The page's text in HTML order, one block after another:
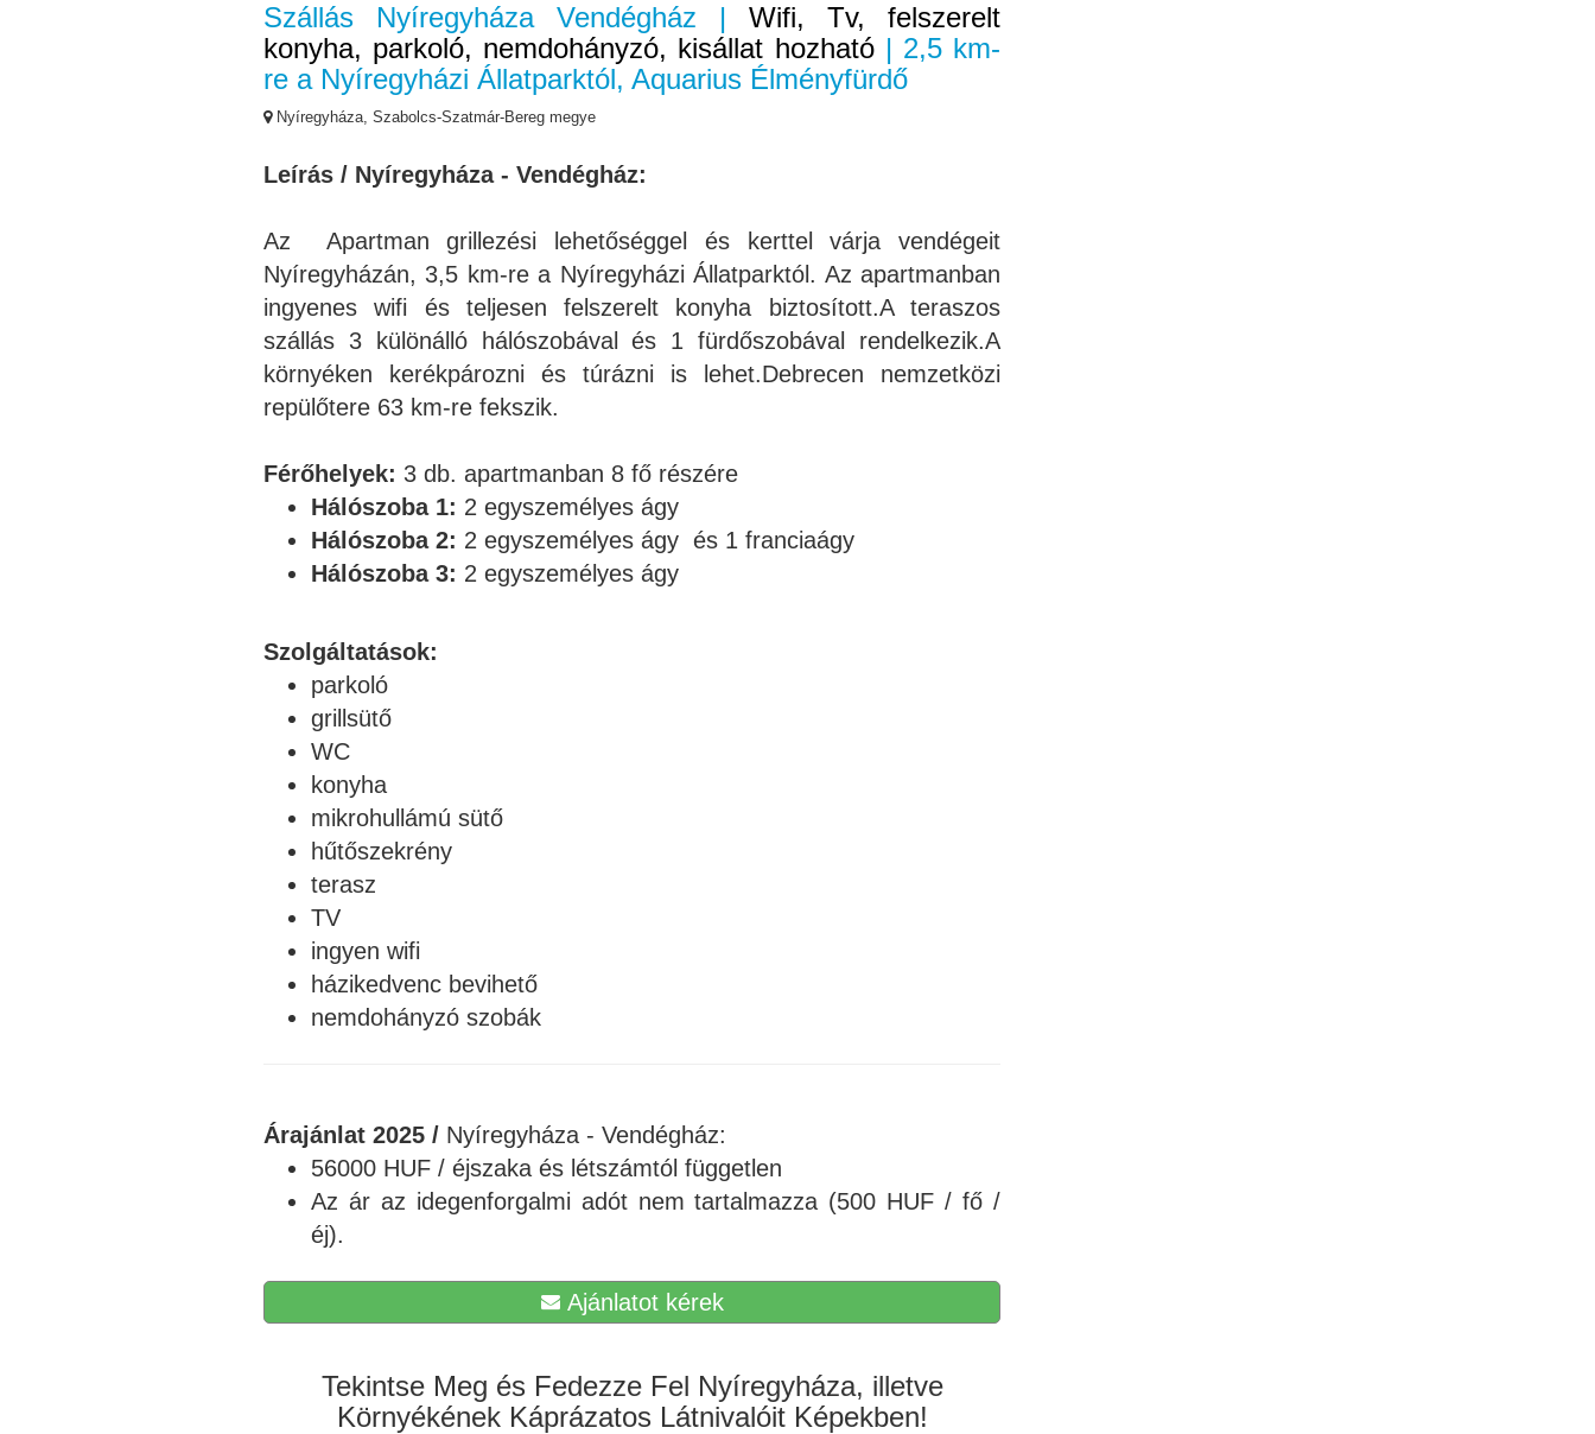
Szállás Nyíregyháza Vendégház | Wifi, Tv, felszerelt
konyha, parkoló, nemdohányzó, kisállat hozható| 2,5 km-
re a Nyíregyházi Állatparktól, Aquarius Élményfürdő
Nyíregyháza, Szabolcs-Szatmár-Bereg megye
Leírás / Nyíregyháza - Vendégház:
Az Apartman grillezési lehetőséggel és kerttel várja vendégeit
Nyíregyházán, 3,5 km-re a Nyíregyházi Állatparktól. Az apartmanban
ingyenes wifi és teljesen felszerelt konyha biztosított.A teraszos
szállás 3 különálló hálószobával és 1 fürdőszobával rendelkezik.A
környéken kerékpározni és túrázni is lehet.Debrecen nemzetközi
repülőtere 63 km-re fekszik.
Férőhelyek: 3 db. apartmanban 8 fő részére
Hálószoba 1: 2 egyszemélyes ágy
Hálószoba 2: 2 egyszemélyes ágy és 1 franciaágy
Hálószoba 3: 2 egyszemélyes ágy
Szolgáltatások:
parkoló
grillsütő
WC
konyha
mikrohullámú sütő
hűtőszekrény
terasz
TV
ingyen wifi
házikedvenc bevihető
nemdohányzó szobák
Árajánlat 2025 / Nyíregyháza - Vendégház:
56000 HUF / éjszaka és létszámtól független
Az ár az idegenforgalmi adót nem tartalmazza (500 HUF / fő /
éj).
Ajánlatot kérek
Tekintse Meg és Fedezze Fel Nyíregyháza, illetve
Környékének Káprázatos Látnivalóit Képekben!